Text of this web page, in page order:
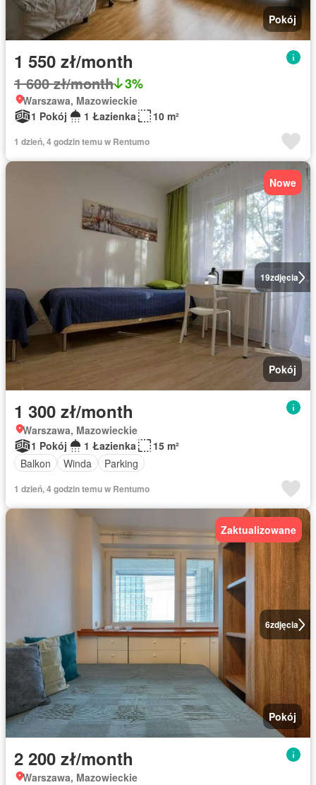
Pokój
1 550 zł/month
1 600 zł/month 3%
Warszawa, Mazowieckie
1 Pokój
1 Łazienka 10 m²
1 dzień, 4 godzin temu w Rentumo
19zdjęcia
Nowe
Pokój
1 300 zł/month
Warszawa, Mazowieckie
1 Pokój
1 Łazienka
15 m²
Balkon
Winda Parking
1 dzień, 4 godzin temu w Rentumo
6zdjęcia
Zaktualizowane
Pokój
2 200 zł/month
Warszawa, Mazowieckie